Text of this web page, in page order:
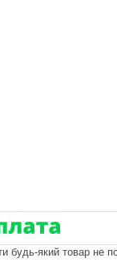
будь-який товар не